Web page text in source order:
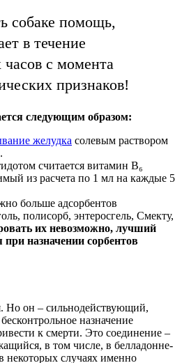
собаке помощь,
в течение
с момента
признаков!
следующим образом:
желудка солевым раствором
считается витамин В₆
из расчета по 1 мл на каждые 5
больше адсорбентов
полисорб, энтеросгель, Смекту,
их невозможно, лучший
при назначении сорбентов
Но он – сильнодействующий,
назначение
к смерти. Это соединение –
в том числе, в белладонне-
некоторых случаях именно